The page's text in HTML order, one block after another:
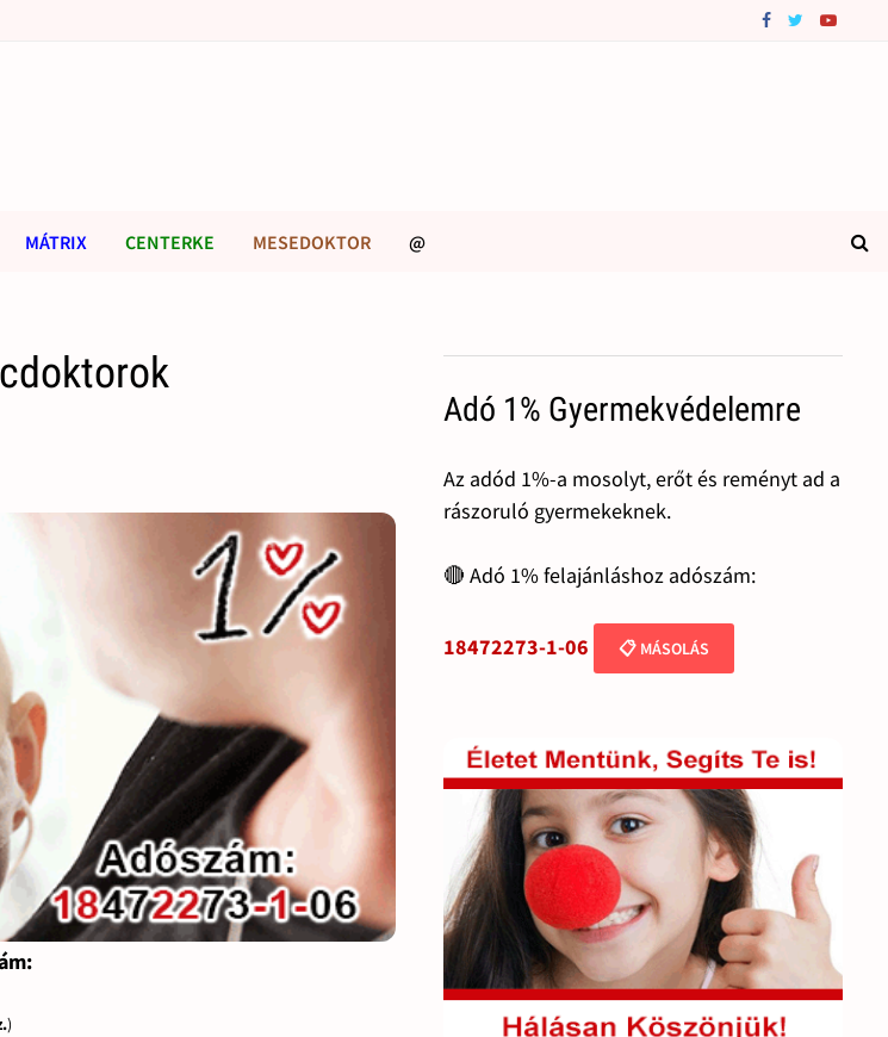
MÁTRIX CENTERKE MESEDOKTOR @
)
Adó 1% Gyermekvédelemre
Az adód 1%-a mosolyt, erőt és reményt ad a
rászoruló gyermekeknek.
🔴 Adó 1% felajánláshoz adószám:
18472273-1-06 📋 MÁSOLÁS